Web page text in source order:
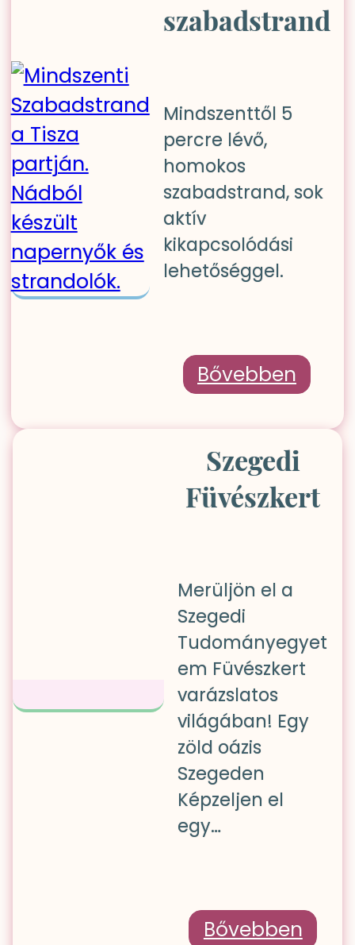
szabadstrand
Mindszenttől 5
percre lévő,
homokos
szabadstrand, sok
aktív
kikapcsolódási
lehetőséggel.
Bővebben
Szegedi
Füvészkert
Merüljön el a
Szegedi
Tudományegyet
em Füvészkert
varázslatos
világában! Egy
zöld oázis
Szegeden
Képzeljen el
egy…
Bővebben